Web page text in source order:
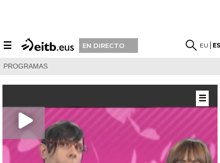
☰ EN DIRECTO EU
PROGRAMAS
☰